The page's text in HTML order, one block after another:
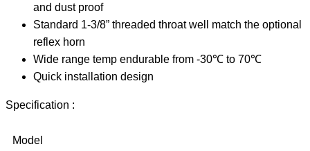
and dust proof
Standard 1-3/8” threaded throat well match the optional
reflex horn
Wide range temp endurable from -30℃ to 70℃
Quick installation design
Specification :
Model